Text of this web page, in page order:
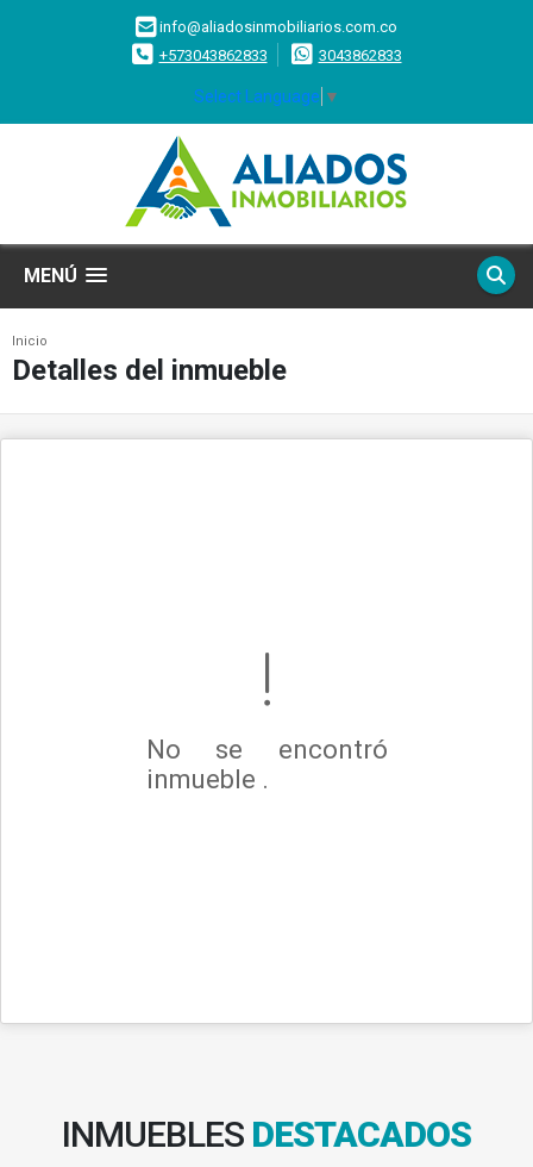
info@aliadosinmobiliarios.com.co
+573043862833
3043862833
Select Language ▼
MENÚ
Inicio
Detalles del inmueble
No se encontró
inmueble .
INMUEBLES DESTACADOS